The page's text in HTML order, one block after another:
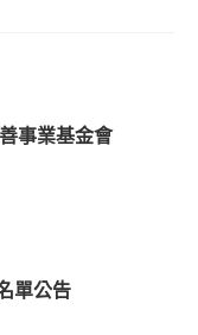
事業基金會
單公告